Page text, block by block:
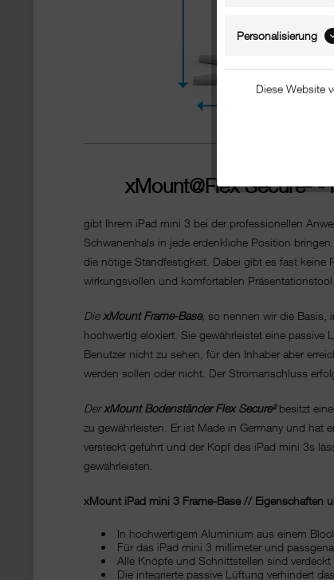
xMount@FlexSecure² -
gibt Ihrem iPad mini 3 bei der professionellen
Schwanenhals in jede erdenkliche Position
die nötige Standfestigkeit. Dabei gibt es fast keine
wirkungsvollen und komfortablen
Die xMount Frame-Base, so nennen wir die Basis,
hochwertig eloxiert. Sie gewährleistet eine
Benutzer nicht zu sehen, für den Inhaber aber
werden sollen oder nicht. Der Stromanschluss
DerxMount BodenständerFlex Secure² besitzt
zu gewährleisten. Er ist Made in Germany und hat
versteckt geführt und der Kopf des iPad mini 3s
gewährleisten.
xMount iPad mini 3 Frame-Base // Eigenschaften
In hochwertigem Aluminium aus einem
Für das iPad mini 3 millimeter und
Alle Knöpfe und Schnittstellen sind verdeckt
Die integrierte passive Lüftung verhindert
Personalisierung
Diese Website